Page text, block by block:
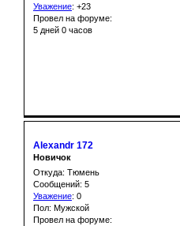
Уважение: +23
Провел на форуме:
5 дней 0 часов
Alexandr 172
Новичок
Откуда: Тюмень
Сообщений: 5
Уважение: 0
Пол: Мужской
Провел на форуме: